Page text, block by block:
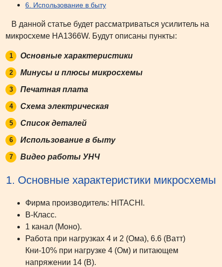
6. Использование в быту
В данной статье будет рассматриваться усилитель на
микросхеме HA1366W. Будут описаны пункты:
Основные характеристики
Минусы и плюсы микросхемы
Печатная плата
Схема электрическая
Список деталей
Использование в быту
Видео работы УНЧ
1. Основные характеристики микросхемы
Фирма производитель: HITACHI.
В-Класс.
1 канал (Моно).
Работа при нагрузках 4 и 2 (Ома), 6.6 (Ватт)
Кни-10% при нагрузке 4 (Ом) и питающем
напряжении 14 (В).